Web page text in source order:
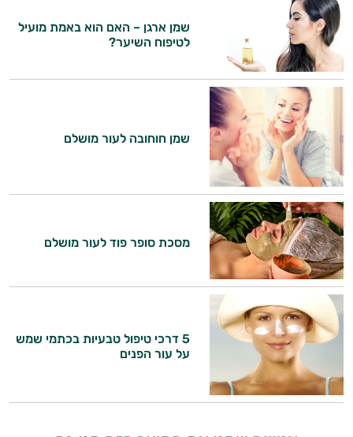
שמן ארגן – האם הוא באמת מועיל
לטיפוח השיער?
שמן חוחובה לעור מושלם
מסכת סופר פוד לעור מושלם
5 דרכי טיפול טבעיות בכתמי שמש
על עור הפנים
היי,
אני יועץ הבריאות האישי AI של טבע בריא.
התשובות שלי מבוססות על מאגרי מידע קליניים